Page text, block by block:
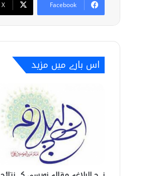
Facebook
X
اس بارے میں مزید